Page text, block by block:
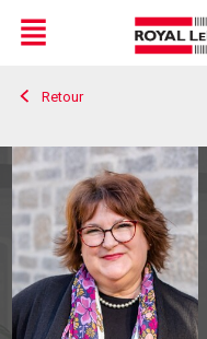
Live
En Direct
Menu
Retour